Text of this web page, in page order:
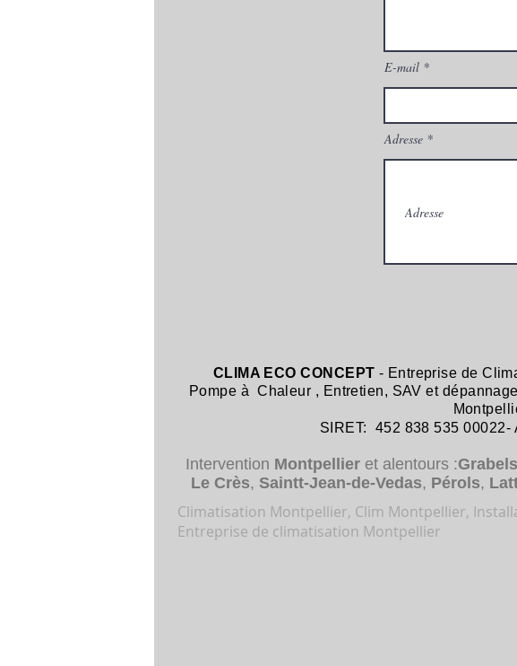
E-mail
Adresse
CLIMA ECO CONCEPT - Entreprise de
Pompe à Chaleur , Entretien, SAV et dépannage
SIRET: 452 838 535 00022-
Intervention Montpellieret alentours :Grabels
Le Crès, Saintt-Jean-de-Vedas, Pérols,
Climatisation Montpellier, Clim Montpellier,
Entreprise de climatisation Montpellier